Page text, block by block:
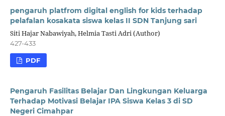
pengaruh platfrom digital english for kids terhadap
pelafalan kosakata siswa kelas II SDN Tanjung sari
Siti Hajar Nabawiyah, Helmia Tasti Adri (Author)
427-433
PDF
Pengaruh Fasilitas Belajar Dan Lingkungan Keluarga
Terhadap Motivasi Belajar IPA Siswa Kelas 3 di SD
Negeri Cimahpar